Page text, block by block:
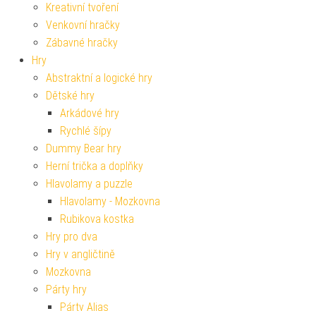
Kreativní tvoření
Venkovní hračky
Zábavné hračky
Hry
Abstraktní a logické hry
Dětské hry
Arkádové hry
Rychlé šípy
Dummy Bear hry
Herní trička a doplňky
Hlavolamy a puzzle
Hlavolamy - Mozkovna
Rubikova kostka
Hry pro dva
Hry v angličtině
Mozkovna
Párty hry
Párty Alias